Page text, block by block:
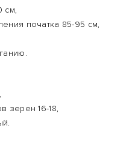
см,
початка 85-95 см,
зерен 16-18,